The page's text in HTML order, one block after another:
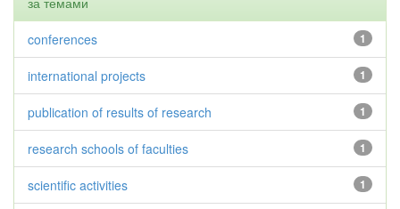
1
conferences
1
international projects
1
publication of results of research
1
research schools of faculties
1
scientific activities